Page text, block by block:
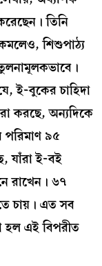
তিনি
শিশুপাঠ্য
ই-বুকের চাহিদা
করছে, অন্যদিকে
পরিমাণ ৯৫
যাঁরা ই-বই
রাখেন। ৬৭
চায়। এত সব
হল এই বিপরীত